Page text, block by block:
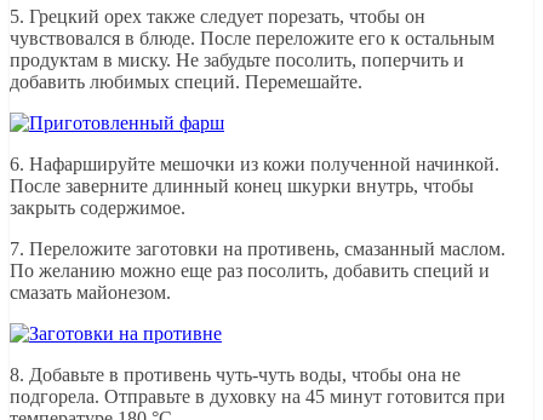
5. Грецкий орех также следует порезать, чтобы он
чувствовался в блюде. После переложите его к остальным
продуктам в миску. Не забудьте посолить, поперчить и
добавить любимых специй. Перемешайте.
6. Нафаршируйте мешочки из кожи полученной начинкой.
После заверните длинный конец шкурки внутрь, чтобы
закрыть содержимое.
7. Переложите заготовки на противень, смазанный маслом.
По желанию можно еще раз посолить, добавить специй и
смазать майонезом.
8. Добавьте в противень чуть-чуть воды, чтобы она не
подгорела. Отправьте в духовку на 45 минут готовится при